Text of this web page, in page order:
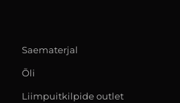
Saematerjal
Õli
Liimpuitkilpide outlet